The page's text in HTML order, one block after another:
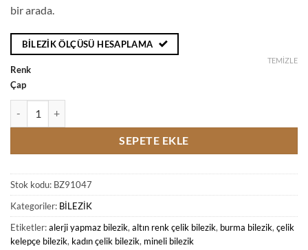
bir arada.
BILEZIK ÖLÇÜSÜ HESAPLAMA
Renk
Çap
TEMIZLE
SEPETE EKLE
Stok kodu: BZ91047
Kategoriler: BİLEZİK
Etiketler:alerji yapmaz bilezik,altın renk çelik bilezik, burma bilezik,çelik
kelepçe bilezik, kadın çelik bilezik, mineli bilezik